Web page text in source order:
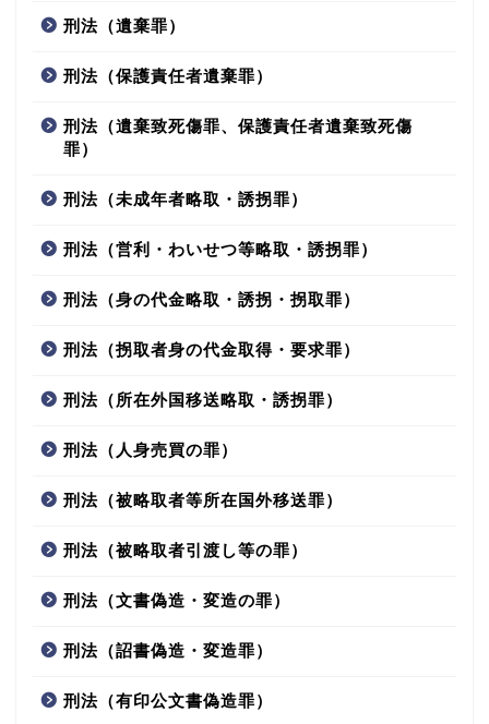
刑法（遺棄罪）
刑法（保護責任者遺棄罪）
刑法（遺棄致死傷罪、保護責任者遺棄致死傷
罪）
刑法（未成年者略取・誘拐罪）
刑法（営利・わいせつ等略取・誘拐罪）
刑法（身の代金略取・誘拐・拐取罪）
刑法（拐取者身の代金取得・要求罪）
刑法（所在外国移送略取・誘拐罪）
刑法（人身売買の罪）
刑法（被略取者等所在国外移送罪）
刑法（被略取者引渡し等の罪）
刑法（文書偽造・変造の罪）
刑法（詔書偽造・変造罪）
刑法（有印公文書偽造罪）